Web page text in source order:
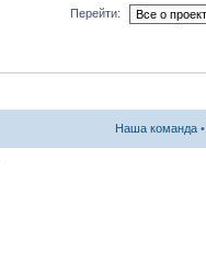
Перейти:
Наша команда •